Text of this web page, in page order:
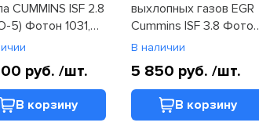
CUMMINS ISF 2.8
5) Фотон 1031,
Tunland
руб./шт.
В корзину
выхлопных газов EGR
Cummins ISF 3.8 Фотон
1069,1089,1113,1129
В наличии
5 850 руб. /шт.
В корзину